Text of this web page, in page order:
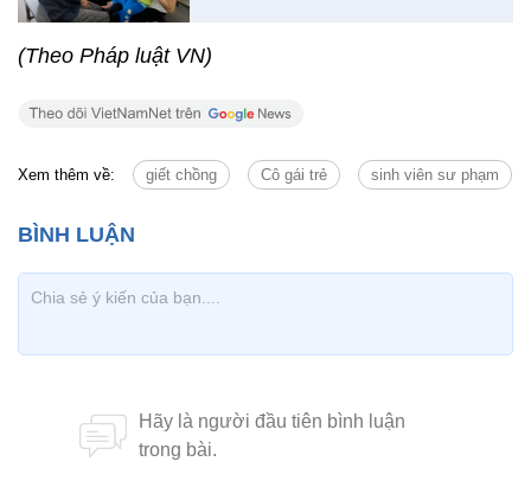
(Theo Pháp luật VN)
Xem thêm về: giết chồng Cô gái trẻ sinh viên sư phạm